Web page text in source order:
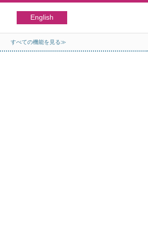
English
すべての機能を見る≫